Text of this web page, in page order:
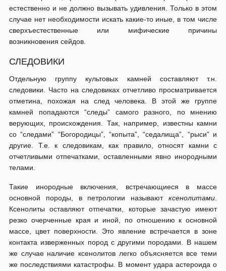
естественно и не должно вызывать удивления. Только в этом
случае нет необходимости искать какие-то иные, в том числе
сверхъестественные или мифические причины
возникновения сейдов.
СЛЕДОВИКИ
Отдельную группу культовых камней составляют т.н.
следовики. Часто на следовиках отчетливо просматривается
отметина, похожая на след человека. В этой же группе
камней попадаются “следы” самого разного, по мнению
верующих, происхождения. Так, например, известны камни
со “следами” “Богородицы”, “копыта”, “седалища”, “рыси” и
другие. Т.е. к следовикам, как правило, относят камни с
отчетливыми отпечатками, оставленными явно инородными
телами.
Такие инородные включения, встречающиеся в массе
основной породы, в петрологии называют ксенолитами
Ксенолиты оставляют отпечатки, которые зачастую имеют
резко очерченные края и иной, по отношению к основной
массе, цвет поверхности. Это явление встречается в зоне
контакта изверженных пород с другими породами. В нашем
же случае наличие ксенолитов легко объясняется все теми
же последствиями катастрофы. В момент удара астероида о